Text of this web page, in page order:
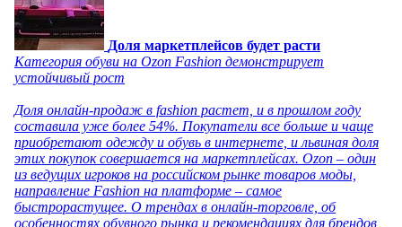
Доля маркетплейсов будет расти
Категория обуви на Ozon Fashion демонстрирует
устойчивый рост
Доля онлайн-продаж в fashion растет, и в прошлом году
составила уже более 54%. Покупатели все больше и чаще
приобретают одежду и обувь в интернете, и львиная доля
этих покупок совершается на маркетплейсах. Ozon – один
из ведущих игроков на российском рынке товаров моды,
направление Fashion на платформе – самое
быстрорастущее. О трендах в онлайн-торговле, об
особенностях обувного рынка и рекомендациях для брендов,